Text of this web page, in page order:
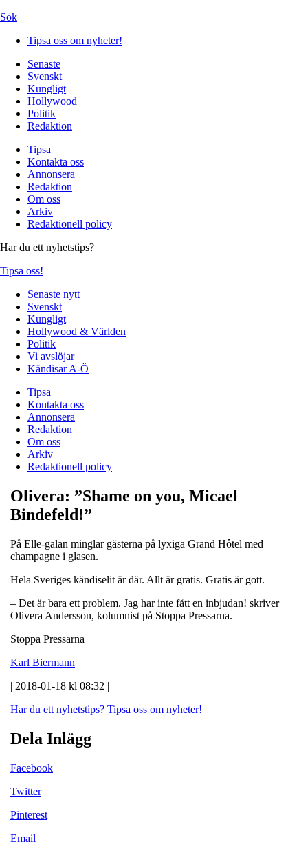
Sök
Tipsa oss om nyheter!
Senaste
Svenskt
Kungligt
Hollywood
Politik
Redaktion
Tipsa
Kontakta oss
Annonsera
Redaktion
Om oss
Arkiv
Redaktionell policy
Har du ett nyhetstips?
Tipsa oss!
Senaste nytt
Svenskt
Kungligt
Hollywood & Världen
Politik
Vi avslöjar
Kändisar A-Ö
Tipsa
Kontakta oss
Annonsera
Redaktion
Om oss
Arkiv
Redaktionell policy
Olivera: ”Shame on you, Micael
Bindefeld!”
På Elle-galan minglar gästerna på lyxiga Grand Hôtel med
champagne i glasen.
Hela Sveriges kändiselit är där. Allt är gratis. Gratis är gott.
– Det är bara ett problem. Jag har inte fått en inbjudan! skriver
Olivera Andersson, kolumnist på Stoppa Pressarna.
Stoppa Pressarna
Karl Biermann
| 2018-01-18 kl 08:32 |
Har du ett nyhetstips? Tipsa oss om nyheter!
Dela Inlägg
Facebook
Twitter
Pinterest
Email